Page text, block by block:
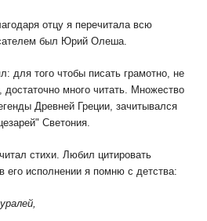
отцу я перечитала всю
был Юрий Олеша.
для того чтобы писать грамотно, не
достаточно много читать. Множество
Древней Греции, зачитывался
Светония.
стихи. Любил цитировать
его исполнении я помню с детства: